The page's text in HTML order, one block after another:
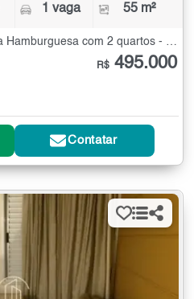
1 vaga 55 m²
R$ 495.000
Contatar